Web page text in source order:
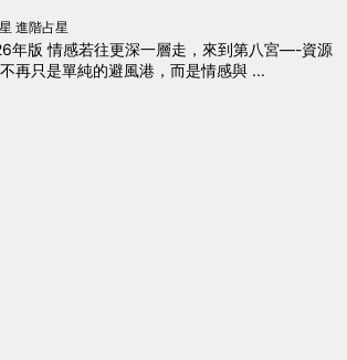
進階占星
年版 情感若往更深一層走，來到第八宮—-資源
再只是單純的避風港，而是情感與 ...